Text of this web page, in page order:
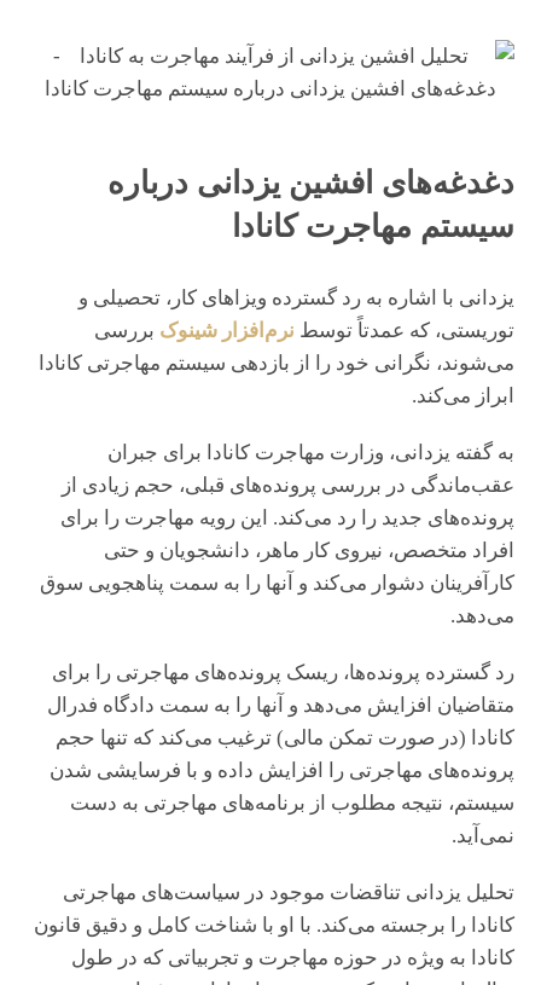
دغدغه‌های افشین یزدانی درباره
سیستم مهاجرت کانادا
یزدانی با اشاره به رد گسترده ویزاهای کار، تحصیلی و
توریستی، که عمدتاً توسط نرم‌افزار شینوک بررسی
می‌شوند، نگرانی خود را از بازدهی سیستم مهاجرتی کانادا
ابراز می‌کند.
به گفته یزدانی، وزارت مهاجرت کانادا برای جبران
عقب‌ماندگی در بررسی پرونده‌های قبلی، حجم زیادی از
پرونده‌های جدید را رد می‌کند. این رویه مهاجرت را برای
افراد متخصص، نیروی کار ماهر، دانشجویان و حتی
کارآفرینان دشوار می‌کند و آنها را به سمت پناهجویی سوق
می‌دهد.
رد گسترده پرونده‌ها، ریسک پرونده‌های مهاجرتی را برای
متقاضیان افزایش می‌دهد و آنها را به سمت دادگاه فدرال
کانادا (در صورت تمکن مالی) ترغیب می‌کند که تنها حجم
پرونده‌های مهاجرتی را افزایش داده و با فرسایشی شدن
سیستم، نتیجه مطلوب از برنامه‌های مهاجرتی به دست
نمی‌آید.
تحلیل یزدانی تناقضات موجود در سیاست‌های مهاجرتی
کانادا را برجسته می‌کند. با او با شناخت کامل و دقیق قانون
کانادا به ویژه در حوزه مهاجرت و تجربیاتی که در طول